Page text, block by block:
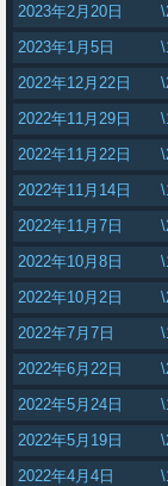
2023年2月20日
2023年1月5日
2022年12月22日
2022年11月29日
2022年11月22日
2022年11月14日
2022年11月7日
2022年10月8日
2022年10月2日
2022年7月7日
2022年6月22日
2022年5月24日
2022年5月19日
2022年4月4日